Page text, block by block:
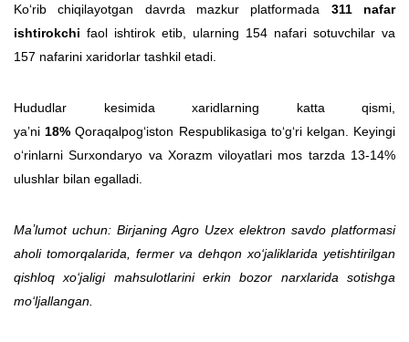
Ko‘rib chiqilayotgan davrda mazkur platformada 311 nafar
ishtirokchi faol ishtirok etib, ularning 154 nafari sotuvchilar va
157 nafarini xaridorlar tashkil etadi.
Hududlar kesimida xaridlarning katta qismi,
yaʼni18% Qoraqalpog‘iston Respublikasiga to‘g‘ri kelgan. Keyingi
o‘rinlarni Surxondaryo va Xorazm viloyatlari mos tarzda 13-14%
ulushlar bilan egalladi.
Maʼlumot uchun: Birjaning Agro Uzex elektron savdo platformasi
aholi tomorqalarida, fermer va dehqon xo‘jaliklarida yetishtirilgan
qishloq xo‘jaligi mahsulotlarini erkin bozor narxlarida sotishga
mo‘ljallangan.